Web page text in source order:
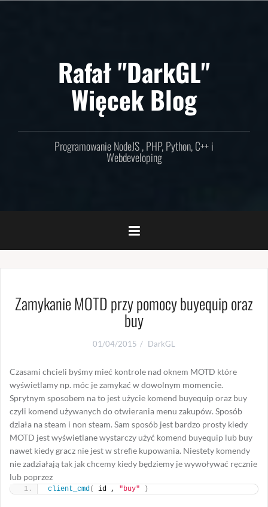
Rafał "DarkGL"
Więcek Blog
Programowanie NodeJS , PHP, Python, C++ i
Webdeveloping
Zamykanie MOTD przy pomocy buyequip oraz
buy
01/04/2015 DarkGL
Czasami chcieli byśmy mieć kontrole nad oknem MOTD które
wyświetlamy np. móc je zamykać w dowolnym momencie.
Sprytnym sposobem na to jest użycie komend buyequip oraz buy
czyli komend używanych do otwierania menu zakupów. Sposób
działa na steam i non steam. Sam sposób jest bardzo prosty kiedy
MOTD jest wyświetlane wystarczy użyć komend buyequip lub buy
nawet kiedy gracz nie jest w strefie kupowania. Niestety komendy
nie zadziałają tak jak chcemy kiedy będziemy je wywoływać ręcznie
lub poprzez
client_cmd( id , "buy" )